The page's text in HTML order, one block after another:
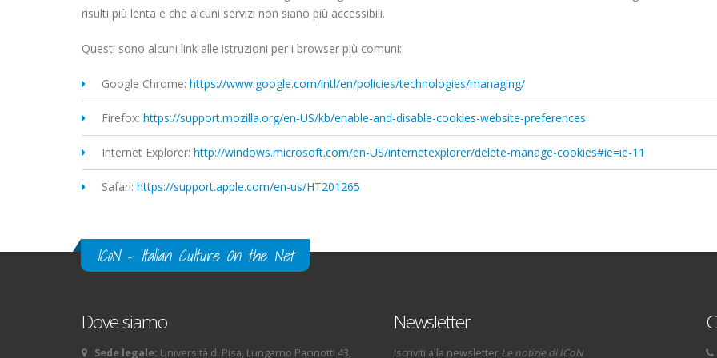
risulti più lenta e che alcuni servizi non siano più accessibili.
Questi sono alcuni link alle istruzioni per i browser più comuni:
Google Chrome: https://www.google.com/intl/en/policies/technologies/managing/
Firefox: https://support.mozilla.org/en-US/kb/enable-and-disable-cookies-website-preferences
Internet Explorer: http://windows.microsoft.com/en-US/internetexplorer/delete-manage-cookies#ie=ie-11
Safari: https://support.apple.com/en-us/HT201265
ICoN - Italian Culture On the Net
Dove siamo
Sede legale: Università di Pisa, Lungarno Pacinotti 43,
Newsletter
Iscriviti alla newsletter Le notizie di ICoN